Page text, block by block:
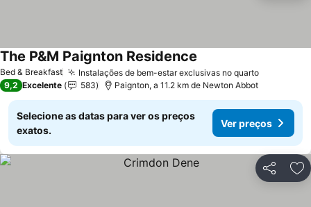
Bed & Breakfast Instalações de bem-estar exclusivas no quarto
The P&M Paignton Residence
9,2 Excelente 583 Paignton, a 11.2 km de Newton Abbot
Selecione as datas para ver os preços
exatos.
Ver preços
Partilhar